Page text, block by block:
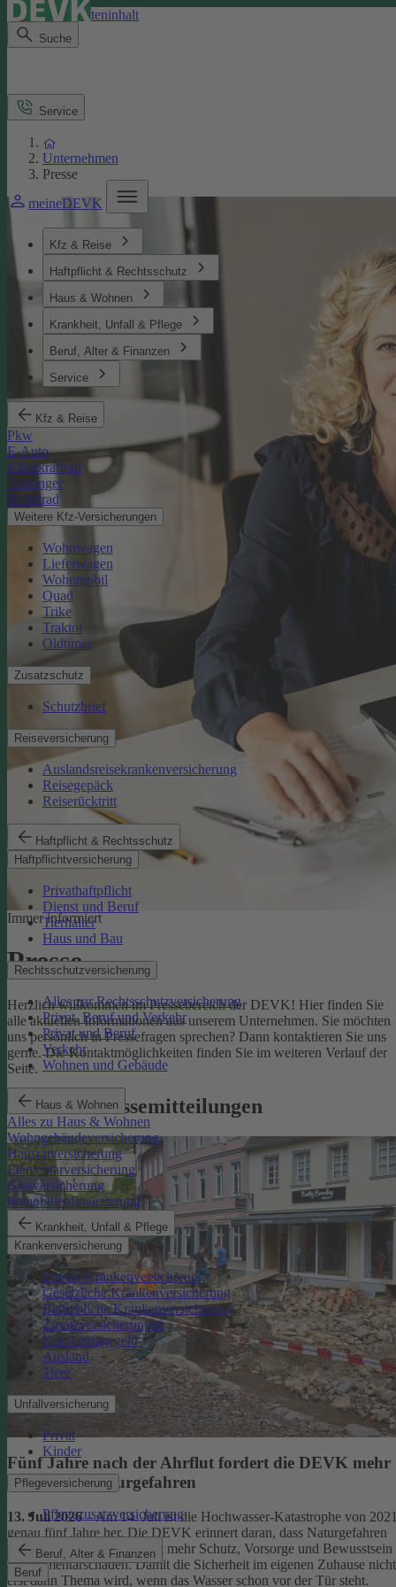
Direkt zum Seiteninhalt
Suche
meineDEVK
Kfz & Reise
Haftpflicht & Rechtsschutz
Haus & Wohnen
Krankheit, Unfall & Pflege
Beruf, Alter & Finanzen
Service
Kfz & Reise
Pkw
E-Auto
Kleinkraftrad
Anhänger
Motorrad
Weitere Kfz-Versicherungen
Wohnwagen
Lieferwagen
Wohnmobil
Quad
Trike
Traktor
Oldtimer
Zusatzschutz
Schutzbrief
Reiseversicherung
Auslandsreisekrankenversicherung
Reisegepäck
Reiserücktritt
Haftpflicht & Rechtsschutz
Haftpflichtversicherung
Privathaftpflicht
Dienst und Beruf
Tierhalter
Haus und Bau
Rechtsschutzversicherung
Alles zur Rechtsschutzversicherung
Privat, Beruf und Verkehr
Privat und Beruf
Verkehr
Wohnen und Gebäude
Haus & Wohnen
Alles zu Haus & Wohnen
Wohngebäudeversicherung
Hausratversicherung
Elementarversicherung
Glasversicherung
Immobilienfinanzierung
Krankheit, Unfall & Pflege
Krankenversicherung
Private Krankenversicherung
Gesetzliche Krankenversicherung
Betriebliche Krankenversicherung
Zusatzversicherungen
Krankentagegeld
Ausland
Tiere
Unfallversicherung
Privat
Kinder
Pflegeversicherung
Pflegezusatzversicherung
Beruf, Alter & Finanzen
Beruf
Service
Unternehmen
Presse
Immer informiert
Presse
Herzlich willkommen im Pressebereich der DEVK! Hier finden Sie
alle aktuellen Informationen aus unserem Unternehmen. Sie möchten
uns persönlich in Pressefragen sprechen? Dann kontaktieren Sie uns
gerne. Die Kontaktmöglichkeiten finden Sie im weiteren Verlauf der
Seite.
Aktuelle Pressemitteilungen
Fünf Jahre nach der Ahrflut fordert die DEVK mehr
Schutz vor Naturgefahren
13. Juli 2026– Am 14. Juli ist die Hochwasser-Katastrophe von
genau fünf Jahre her. Die DEVK erinnert daran, dass Naturgefahren
überall drohen – und fordert mehr Schutz, Vorsorge und Bewusstsein
für Elementarschäden. Damit die Sicherheit im eigenen Zuhause nicht
erst dann Thema wird, wenn das Wasser schon vor der Tür steht.